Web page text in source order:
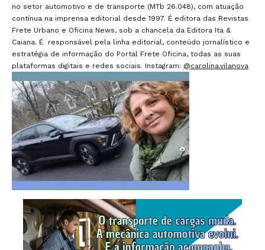
no setor automotivo e de transporte (MTb 26.048), com atuação
contínua na imprensa editorial desde 1997. É editora das Revistas
Frete Urbano e Oficina News, sob a chancela da Editora Ita &
Caiana. É responsável pela linha editorial, conteúdo jornalístico e
estratégia de informação do Portal Frete Oficina, todas as suas
plataformas digitais e redes sociais. Instagram: @carolina.vilanova